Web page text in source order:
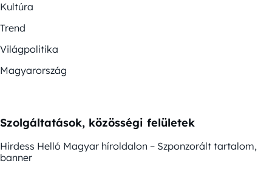
Kultúra
Trend
Világpolitika
Magyarország
Szolgáltatások, közösségi felületek
Hirdess Helló Magyar híroldalon – Szponzorált tartalom,
banner